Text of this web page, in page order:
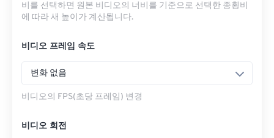
비를 선택하면 원본 비디오의 너비를 기준으로 선택한 종횡비
에 따라 새 높이가 계산됩니다.
비디오 프레임 속도
변화 없음
비디오의 FPS(초당 프레임) 변경
비디오 회전